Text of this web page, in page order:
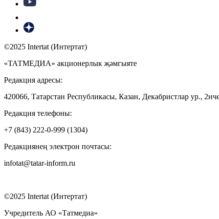
©2025 Intertat (Интертат)
«ТАТМЕДИА» акционерлык җәмгыяте
Редакция адресы:
420066, Татарстан Республикасы, Казан, Декабристлар ур.,
Редакция телефоны:
+7 (843) 222-0-999 (1304)
Редакциянең электрон почтасы:
infotat@tatar-inform.ru
©2025 Intertat (Интертат)
Учредитель АО «Татмедиа»